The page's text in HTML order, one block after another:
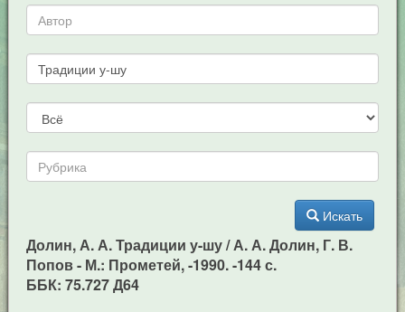
Искать
Долин, А. А. Традиции у-шу / А. А. Долин, Г. В.
Попов - М.: Прометей, -1990. -144 с.
ББК: 75.727 Д64